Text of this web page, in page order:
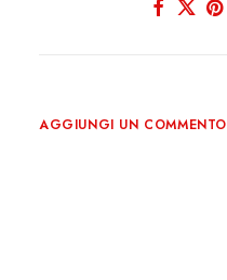
AGGIUNGI UN COMMENTO